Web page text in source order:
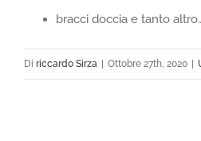
bracci doccia e tanto
Di riccardo Sirza | Ottobre 27th, 2020 |